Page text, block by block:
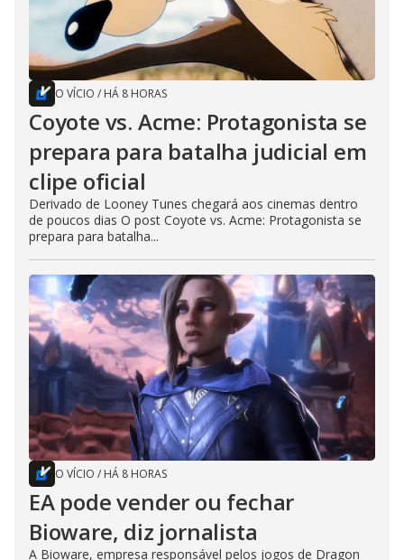
O VÍCIO / HÁ 8 HORAS
Coyote vs. Acme: Protagonista se
prepara para batalha judicial em
clipe oficial
Derivado de Looney Tunes chegará aos cinemas dentro
de poucos dias O post Coyote vs. Acme: Protagonista se
prepara para batalha...
O VÍCIO / HÁ 8 HORAS
EA pode vender ou fechar
Bioware, diz jornalista
A Bioware, empresa responsável pelos jogos de Dragon